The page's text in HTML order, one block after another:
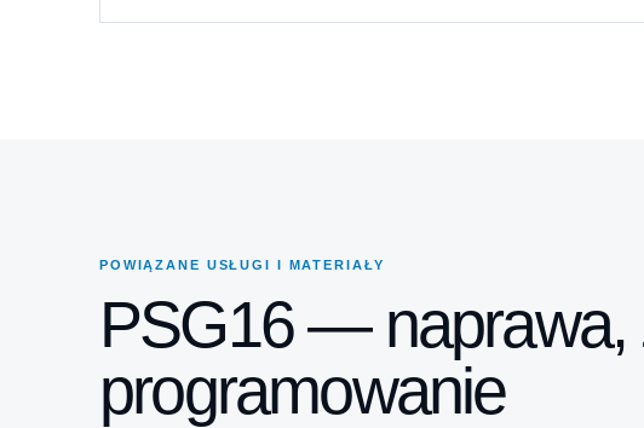
POWIĄZANE USŁUGI I MATERIAŁY
PSG16 — naprawa,
programowanie